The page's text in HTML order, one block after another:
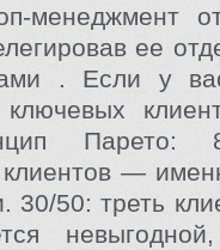
менеджмент
ее
. Если у
ключевых
Парето:
клиентов —
30/50: треть